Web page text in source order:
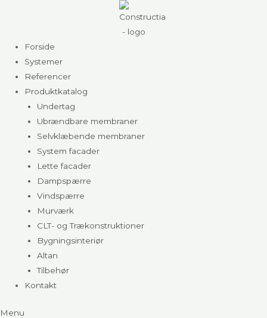
Forside
Systemer
Referencer
Produktkatalog
Undertag
Ubrændbare membraner
Selvklæbende membraner
System facader
Lette facader
Dampspærre
Vindspærre
Murværk
CLT- og Trækonstruktioner
Bygningsinteriør
Altan
Tilbehør
Kontakt
Menu